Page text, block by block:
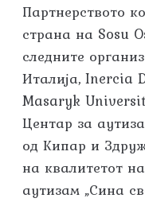
Партнерството
страна на Sosu
следните
Италија, Inercia
Masaryk
Центар за
од Кипар и
на квалитетот
аутизам „Сина